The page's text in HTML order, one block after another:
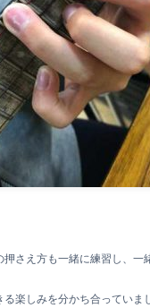
さえ方も一緒に練習し、一
楽しみを分かち合っていま